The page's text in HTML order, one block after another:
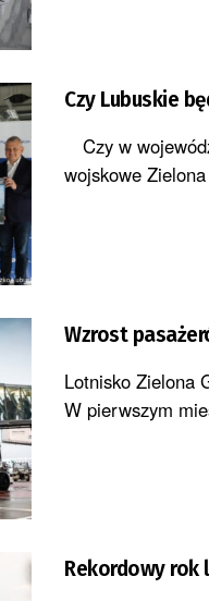
Czy Lubuskie
Czy w
wojskowe
Wzrost
Lotnisko Zielona
W pierwszym
Rekordowy rok